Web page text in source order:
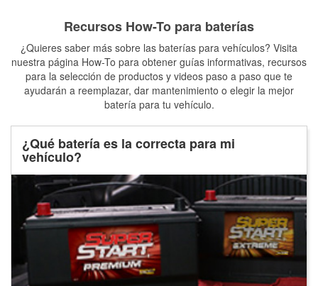
Recursos How-To para baterías
¿Quieres saber más sobre las baterías para vehículos? Visita
nuestra página How-To para obtener guías informativas, recursos
para la selección de productos y videos paso a paso que te
ayudarán a reemplazar, dar mantenimiento o elegir la mejor
batería para tu vehículo.
¿Qué batería es la correcta para mi
vehículo?